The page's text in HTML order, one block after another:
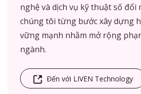
nghệ và dịch vụ kỹ thuật số đổi
chúng tôi từng bước xây dựng
vững mạnh nhằm mở rộng
ngành.
Đến với LIVEN Technology